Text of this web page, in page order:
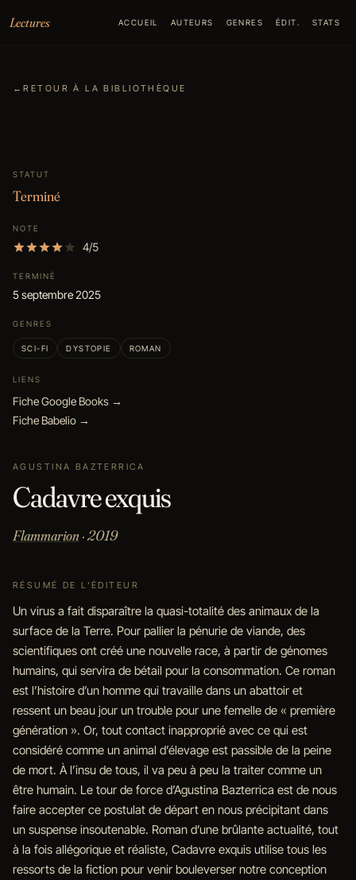
Lectures
ACCUEIL AUTEURS GENRES ÉDIT. STATS
←RETOUR À LA BIBLIOTHÈQUE
STATUT
Terminé
NOTE
4/5
TERMINÉ
5 septembre 2025
GENRES
SCI-FI DYSTOPIE ROMAN
LIENS
Fiche Google Books →
Fiche Babelio →
AGUSTINA BAZTERRICA
Cadavre exquis
Flammarion · 2019
RÉSUMÉ DE L'ÉDITEUR
Un virus a fait disparaître la quasi-totalité des animaux de la
surface de la Terre. Pour pallier la pénurie de viande, des
scientifiques ont créé une nouvelle race, à partir de génomes
humains, qui servira de bétail pour la consommation. Ce roman
est l’histoire d’un homme qui travaille dans un abattoir et
ressent un beau jour un trouble pour une femelle de « première
génération ». Or, tout contact inapproprié avec ce qui est
considéré comme un animal d’élevage est passible de la peine
de mort. À l’insu de tous, il va peu à peu la traiter comme un
être humain. Le tour de force d’Agustina Bazterrica est de nous
faire accepter ce postulat de départ en nous précipitant dans
un suspense insoutenable. Roman d’une brûlante actualité, tout
à la fois allégorique et réaliste, Cadavre exquis utilise tous les
ressorts de la fiction pour venir bouleverser notre conception